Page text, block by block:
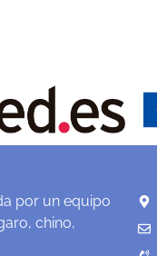
por un equipo
chino,